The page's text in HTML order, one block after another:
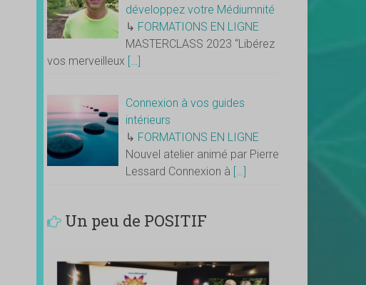
développez votre Médiumnité
↳ FORMATIONS EN LIGNE
MASTERCLASS 2023 “Libérez
vos merveilleux […]
Connexion à vos guides
intérieurs
↳ FORMATIONS EN LIGNE
Nouvel atelier animé par Pierre
Lessard Connexion à […]
Un peu de POSITIF